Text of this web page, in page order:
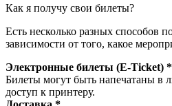
Как я получу свои билеты?
Есть несколько разных способов
зависимости от того, какое
Электронные билеты (E-Ticket) *
Билеты могут быть напечатаны в
доступ к принтеру.